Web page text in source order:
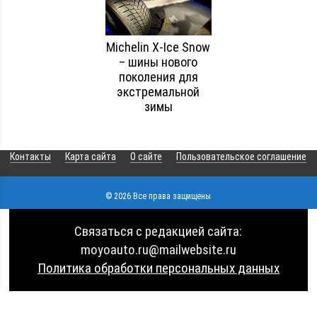
Michelin X-Ice Snow
– шины нового
поколения для
экстремальной
зимы
Контакты Карта сайта О сайте Пользовательское соглашение
© 2026 Все права защищены
Связаться с редакцией сайта:
moyoauto.ru@mailwebsite.ru
Политика обработки персональных данных